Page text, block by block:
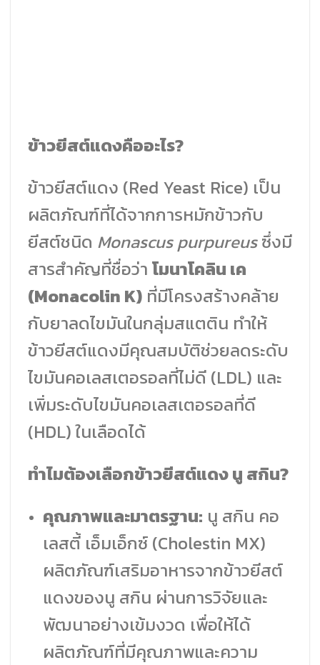
ข้าวยีสต์แดงคืออะไร?
ข้าวยีสต์แดง (Red Yeast Rice) เป็น
ผลิตภัณฑ์ที่ได้จากการหมักข้าวกับ
ยีสต์ชนิด Monascus purpureusซึ่งมี
สารสำคัญที่ชื่อว่า โมนาโคลิน เค
(Monacolin K) ที่มีโครงสร้างคล้าย
กับยาลดไขมันในกลุ่มสแตติน ทำให้
ข้าวยีสต์แดงมีคุณสมบัติช่วยลดระดับ
ไขมันคอเลสเตอรอลที่ไม่ดี (LDL) และ
เพิ่มระดับไขมันคอเลสเตอรอลที่ดี
(HDL) ในเลือดได้
ทำไมต้องเลือกข้าวยีสต์แดง นู สกิน?
คุณภาพและมาตรฐาน: นู สกิน คอ
เลสตี้ เอ็มเอ็กซ์ (Cholestin MX)
ผลิตภัณฑ์เสริมอาหารจากข้าวยีสต์
แดงของนู สกิน ผ่านการวิจัยและ
พัฒนาอย่างเข้มงวด เพื่อให้ได้
ผลิตภัณฑ์ที่มีคุณภาพและความ